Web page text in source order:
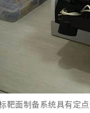
靶面制备系统具有定